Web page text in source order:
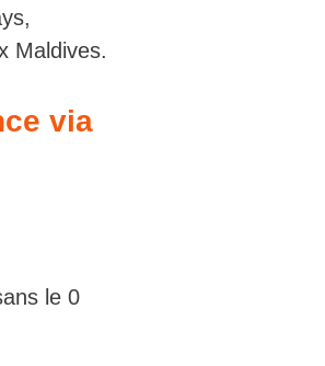
Maldives.
via
le 0